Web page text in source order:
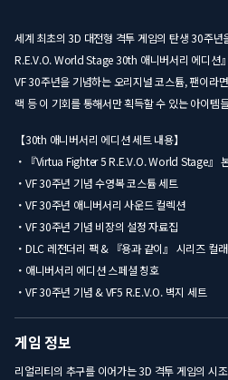
세계 최초의 3D 대전형 격투 게임의 탄생 30주
R.E.V.O. World Stage 30th 애니버서리 에디션
VF 30주년을 기념하는 오리지널 코스튬, 팬이라
랙 등 이 기회를 통해서만 획득할 수 있는 아이템
【30th 애니버서리 에디션 세트 내용】
・『Virtua Fighter 5 R.E.V.O. World Stage』
・VF 30주년 기념 수영복 코스튬 세트
・VF 30주년 애니버서리 사운드 컬렉션
・VF 30주년 기념 비장의 설정 자료집
・DLC 레전더리 팩 & 『용과 같이』 시리즈 컬
・애니버서리 에디션 스페셜 칭호
・VF 30주년 기념 & VF5 R.E.V.O. 벽지 세트
게임 정보
리얼리티의 추구를 이어가는 3D 격투 게임의 시